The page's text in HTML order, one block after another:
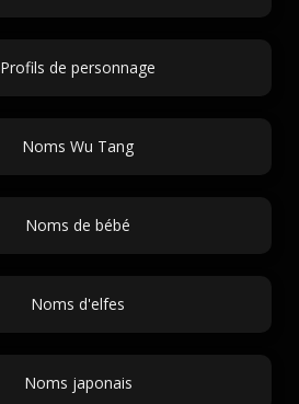
Profils de personnage
Noms Wu Tang
Noms de bébé
Noms d'elfes
Noms japonais